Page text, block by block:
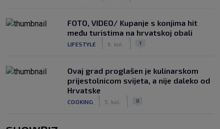
FOTO, VIDEO/ Kupanje s konjima hit
među turistima na hrvatskoj obali
LIFESTYLE 6. kol. 1
Ovaj grad proglašen je kulinarskom
prijestolnicom svijeta, a nije daleko od
Hrvatske
COOKING 5. kol. 0